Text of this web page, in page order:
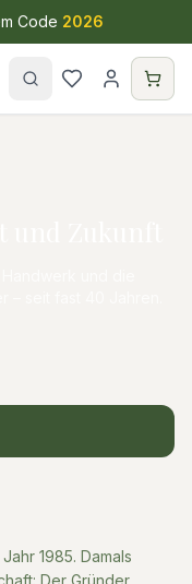
Code 2026
1985. Damals
Der Gründer